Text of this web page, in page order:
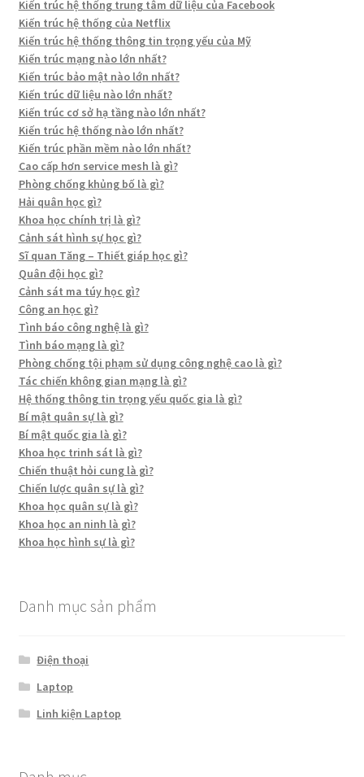
Kiến trúc hệ thống trung tâm dữ liệu của Facebook
Kiến trúc hệ thống của Netflix
Kiến trúc hệ thống thông tin trọng yếu của Mỹ
Kiến trúc mạng nào lớn nhất?
Kiến trúc bảo mật nào lớn nhất?
Kiến trúc dữ liệu nào lớn nhất?
Kiến trúc cơ sở hạ tầng nào lớn nhất?
Kiến trúc hệ thống nào lớn nhất?
Kiến trúc phần mềm nào lớn nhất?
Cao cấp hơn service mesh là gì?
Phòng chống khủng bố là gì?
Hải quân học gì?
Khoa học chính trị là gì?
Cảnh sát hình sự học gì?
Sĩ quan Tăng – Thiết giáp học gì?
Quân đội học gì?
Cảnh sát ma túy học gì?
Công an học gì?
Tình báo công nghệ là gì?
Tình báo mạng là gì?
Phòng chống tội phạm sử dụng công nghệ cao là gì?
Tác chiến không gian mạng là gì?
Hệ thống thông tin trọng yếu quốc gia là gì?
Bí mật quân sự là gì?
Bí mật quốc gia là gì?
Khoa học trinh sát là gì?
Chiến thuật hỏi cung là gì?
Chiến lược quân sự là gì?
Khoa học quân sự là gì?
Khoa học an ninh là gì?
Khoa học hình sự là gì?
Danh mục sản phẩm
Điện thoại
Laptop
Linh kiện Laptop